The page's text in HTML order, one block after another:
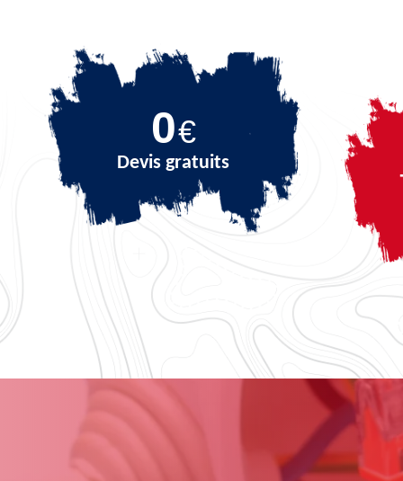
0€
Devis gratuits